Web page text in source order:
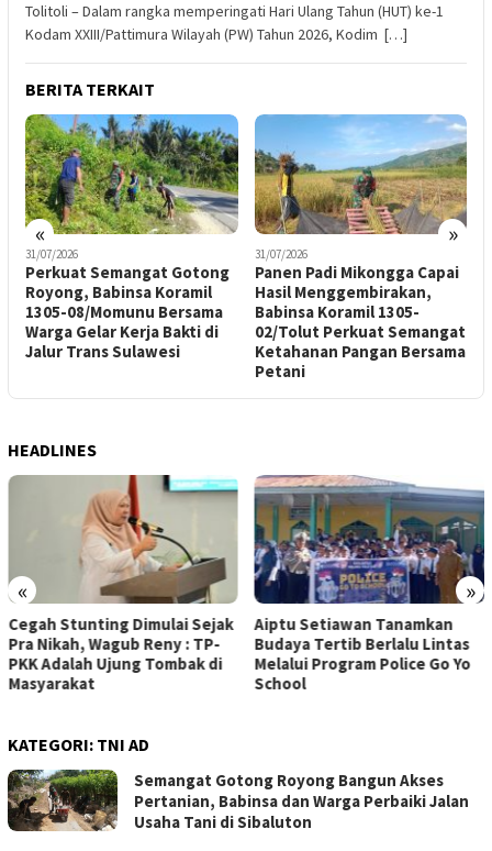
Tolitoli – Dalam rangka memperingati Hari Ulang Tahun (HUT) ke-1
Kodam XXIII/Pattimura Wilayah (PW) Tahun 2026, Kodim […]
BERITA TERKAIT
« »
31/07/2026
Panen Padi Mikongga Capai
Hasil Menggembirakan,
Babinsa Koramil 1305-
02/Tolut Perkuat Semangat
Ketahanan Pangan Bersama
06/07/2026
Dandim 1305/BT Serahkan
Delapan Truk Kepada Ketua
KDKMP
HEADLINES
« »
Aiptu Setiawan Tanamkan
Budaya Tertib Berlalu Lintas
Melalui Program Police Go Yo
School
KAK Sulteng : Selamat Hari
Kemerdekaan RI Ke -81
KATEGORI: TNI AD
Semangat Gotong Royong Bangun Akses
Pertanian, Babinsa dan Warga Perbaiki Jalan
Usaha Tani di Sibaluton